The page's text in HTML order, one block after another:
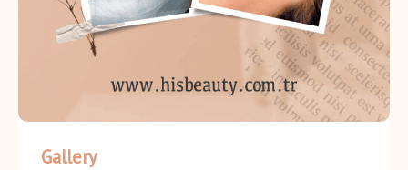
Gallery